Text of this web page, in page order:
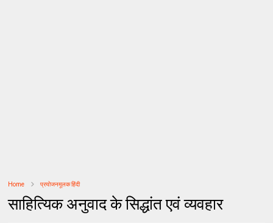
Home प्रयोजनमूलक हिंदी
साहित्यिक अनुवाद के सिद्धांत एवं व्यवहार